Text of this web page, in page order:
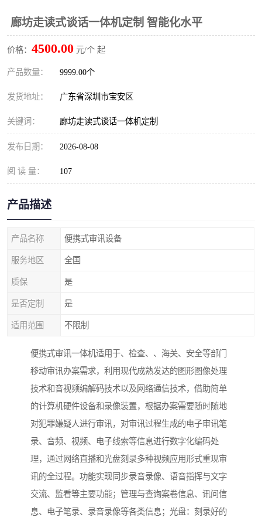
廊坊走读式谈话一体机定制 智能化水平
价格： 4500.00 元/个 起
产品数量： 9999.00个
发货地址： 广东省深圳市宝安区
关键词： 廊坊走读式谈话一体机定制
发布日期： 2026-08-08
阅 读 量： 107
产品描述
产品名称 便携式审讯设备
服务地区 全国
质保 是
是否定制 是
适用范围 不限制
便携式审讯一体机适用于、检查、、海关、安全等部门
移动审讯办案需求，利用现代成熟发达的图形图像处理
技术和音视频编解码技术以及网络通信技术，借助简单
的计算机硬件设备和录像装置，根据办案需要随时随地
对犯罪嫌疑人进行审讯，对审讯过程生成的电子审讯笔
录、音频、视频、电子线索等信息进行数字化编码处
理，通过网络直播和光盘刻录多种视频应用形式重现审
讯的全过程。功能实现同步录音录像、语音指挥与文字
交流、监看等主要功能；管理与查询案卷信息、讯问信
息、电子笔录、录音录像等各类信息；光盘：刻录好的